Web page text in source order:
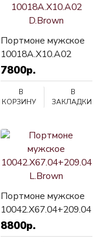
Портмоне мужское
10018A.X10.A02
D.Brown
7800р.
В
КОРЗИНУ
В
ЗАКЛАДКИ
Портмоне мужское
10042.X67.04+209.04
L.Brown
8800р.